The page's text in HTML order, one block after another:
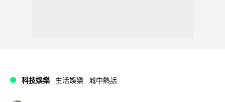
科技娛樂 生活娛樂 城中熱話